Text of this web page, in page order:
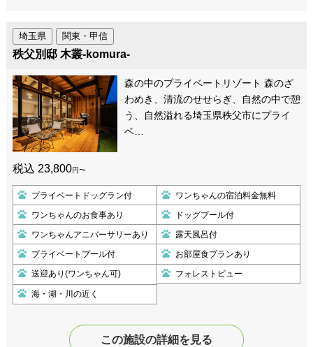
関東・甲信
埼玉県
秩父別邸 木叢-komura-
森の中のプライベートリゾート 森のざ
わめき、清流のせせらぎ、自然の中で憩
う、自然溢れる埼玉県秩父市にプライ
ベ…
税込 23,800円〜
プライベートドッグラン付 ワンちゃんの宿泊料金無料
ワンちゃんのお食事あり ドッグプール付
ワンちゃんアニバーサリーあり 露天風呂付
プライベートプール付 お部屋食プランあり
送迎あり(ワンちゃん可) フォレストビュー
海・湖・川の近く
この施設の詳細を見る